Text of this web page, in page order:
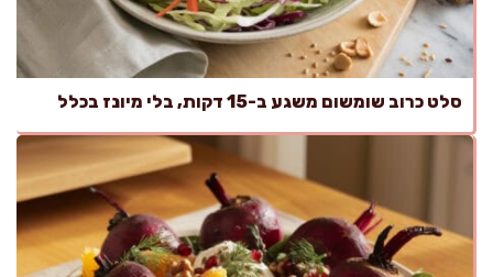
סלט כרוב שומשום משגע ב-15 דקות, בלי מיונז בכלל